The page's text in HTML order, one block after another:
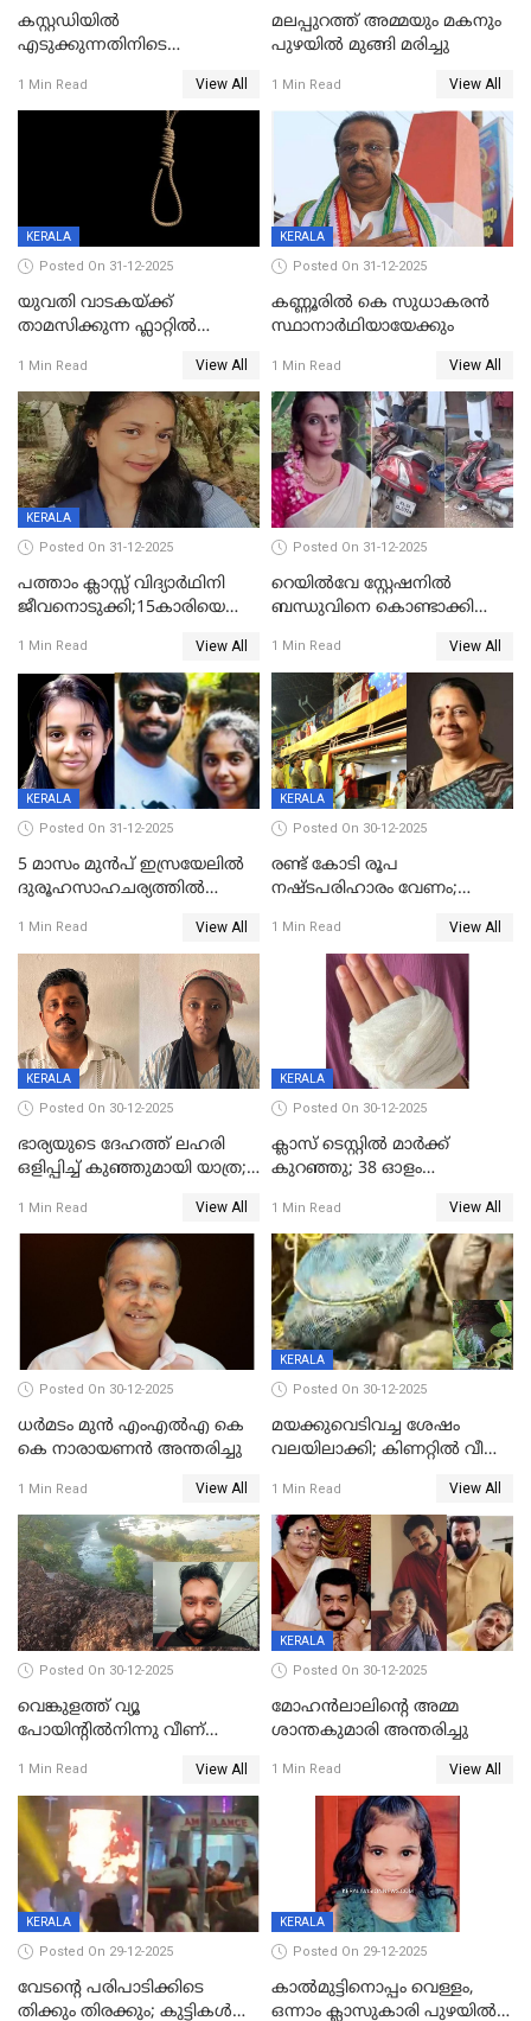
കസ്റ്റഡിയിൽ
എടുക്കുന്നതിനിടെ
വധശ്രമക്കേസ് പ്രതി പിടിയിൽ
1 Min Read View All
മലപ്പുറത്ത് അമ്മയും മകനും
പുഴയിൽ മുങ്ങി മരിച്ചു
1 Min Read View All
KERALA
Posted On 31-12-2025
യുവതി വാടകയ്ക്ക്
താമസിക്കുന്ന ഫ്ലാറ്റില്‍
സംഭവം കൈതപ്പൊയിലില്‍
1 Min Read View All
KERALA
Posted On 31-12-2025
കണ്ണൂരിൽ കെ സുധാകരൻ
സ്ഥാനാർഥിയായേക്കും
1 Min Read View All
KERALA
Posted On 31-12-2025
പത്താം ക്ലാസ്സ് വിദ്യാര്‍ഥിനി
ജീവനൊടുക്കി;15കാരിയെ
കിടപ്പുമുറിയില്‍ തൂങ്ങി മരിച്ച
നിലയിൽ
1 Min Read View All
Posted On 31-12-2025
റെയിൽവേ സ്റ്റേഷനിൽ
ബന്ധുവിനെ കൊണ്ടാക്കി
ലോറി സ്കൂട്ടറിൽ ഇടിച്ചു :
യുവതിക്ക് ദാരുണാന്ത്യം
1 Min Read View All
KERALA
Posted On 31-12-2025
5 മാസം മുൻപ് ഇസ്രയേലിൽ
ദുരൂഹസാഹചര്യത്തിൽ
മലയാളി യുവാവിന്റെ ഭാര്യയും
മരിച്ചു
1 Min Read View All
KERALA
Posted On 30-12-2025
രണ്ട് കോടി രൂപ
നഷ്ടപരിഹാരം വേണം;
നോട്ടീസയച്ച് ഉമാ തോമസ്
1 Min Read View All
KERALA
Posted On 30-12-2025
ഭാര്യയുടെ ദേഹത്ത് ലഹരി
ഒളിപ്പിച്ച് കുഞ്ഞുമായി യാത്ര;
പിടികൂടി പൊലീസ്
1 Min Read View All
KERALA
Posted On 30-12-2025
ക്ലാസ് ടെസ്റ്റിൽ മാർക്ക്
കുറഞ്ഞു; 38 ഓളം
സെന്ററിലെ അധ്യാപകന്‍
മർദിച്ചതായി പരാതി
1 Min Read View All
Posted On 30-12-2025
ധർമടം മുൻ എംഎല്‍എ കെ
കെ നാരായണന്‍ അന്തരിച്ചു
1 Min Read View All
KERALA
Posted On 30-12-2025
മയക്കുവെടിവച്ച ശേഷം
വലയിലാക്കി; കിണറ്റിൽ വീണ
1 Min Read View All
Posted On 30-12-2025
വെങ്കുളത്ത് വ്യൂ
പോയിന്റിൽനിന്നു വീണ്
1 Min Read View All
KERALA
Posted On 30-12-2025
മോഹന്‍ലാലിന്‍റെ അമ്മ
ശാന്തകുമാരി അന്തരിച്ചു
1 Min Read View All
KERALA
Posted On 29-12-2025
വേടന്റെ പരിപാടിക്കിടെ
തിക്കും തിരക്കും; കുട്ടികള്‍
KERALA
Posted On 29-12-2025
കാൽമുട്ടിനൊപ്പം വെള്ളം,
ഒന്നാം ക്ലാസുകാരി പുഴയിൽ